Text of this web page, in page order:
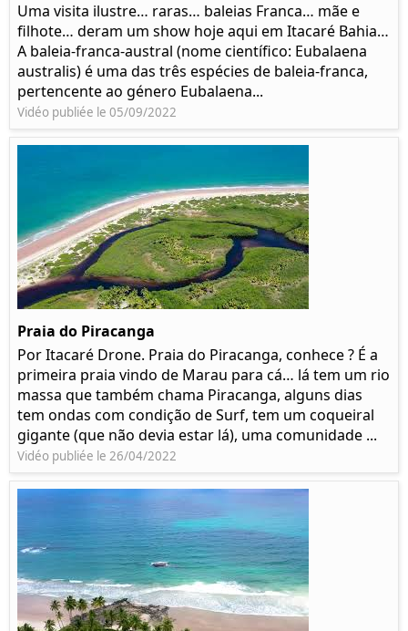
Uma visita ilustre… raras… baleias Franca… mãe e
filhote… deram um show hoje aqui em Itacaré Bahia…
A baleia-franca-austral (nome científico: Eubalaena
australis) é uma das três espécies de baleia-franca,
pertencente ao género Eubalaena...
Vidéo publiée le 05/09/2022
Praia do Piracanga
Por Itacaré Drone. Praia do Piracanga, conhece ? É a
primeira praia vindo de Marau para cá… lá tem um rio
massa que também chama Piracanga, alguns dias
tem ondas com condição de Surf, tem um coqueiral
gigante (que não devia estar lá), uma comunidade ...
Vidéo publiée le 26/04/2022